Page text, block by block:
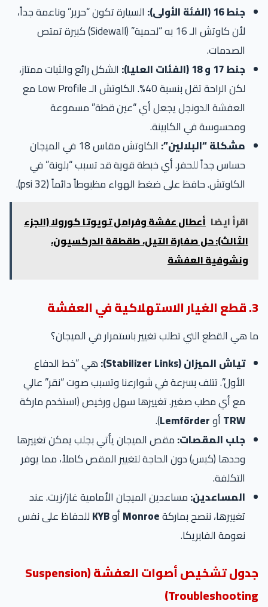
جنط 16 (الفئة الأولى):
السيارة تكون “حرير” وناعمة جداً،
لأن كاوتش الـ 16 به “لحمية” (Sidewall) كبيرة تمتص
الصدمات.
جنط 17 و 18 (الفئات العليا):
الشكل رائع والثبات ممتاز،
لكن الراحة تقل بنسبة 40%. الكاوتش الـ Low Profile مع
العفشة الدونجل يجعل أي “عين قطة” مسموعة
ومحسوسة في الكابينة.
مشكلة “البلالين”:
الكاوتش مقاس 18 في الميجان
حساس جداً للحفر. أي خبطة قوية قد تسبب “بلونة” في
الكاوتش. حافظ على ضغط الهواء مظبوطاً دائماً (32 psi).
اقرأ ايضا أعطال عفشة وفرامل تويوتا كورولا (الجزء
الثالث): حل صفارة التيل، طقطقة الدركسيون،
ونشوفية العفشة
3. قطع الغيار الاستهلاكية في العفشة
ما هي القطع التي تطلب تغيير باستمرار في الميجان؟
تياش الميزان (Stabilizer Links):
هي “خط الدفاع
الأول”. تتلف بسرعة في شوارعنا وتسبب صوت “نقر” عالي
مع أي مطب صغير. تغييرها سهل ورخيص (استخدم ماركة
TRWأوLemförder
).
جلب المقصات:مقص الميجان يأتي بجلب يمكن تغييرها
وحدها (كبس) دون الحاجة لتغيير المقص كاملاً، مما يوفر
التكلفة.
المساعدين:مساعدين الميجان الأمامية غاز/زيت. عند
تغييرها، ننصح بماركةMonroeأوKYBللحفاظ على نفس
نعومة الفابريكا.
جدول تشخيص أصوات العفشة (Suspension
Troubleshooting)